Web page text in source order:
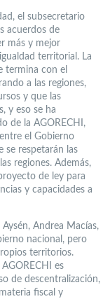
el subsecretario
acuerdos de
más y mejor
territorial. La
termina con el
a las regiones,
y que las
y eso se ha
de la AGORECHI,
el Gobierno
se respetarán las
regiones. Además,
de ley para
y capacidades a
Andrea Macías,
nacional, pero
territorios.
es
de descentralización,
fiscal y